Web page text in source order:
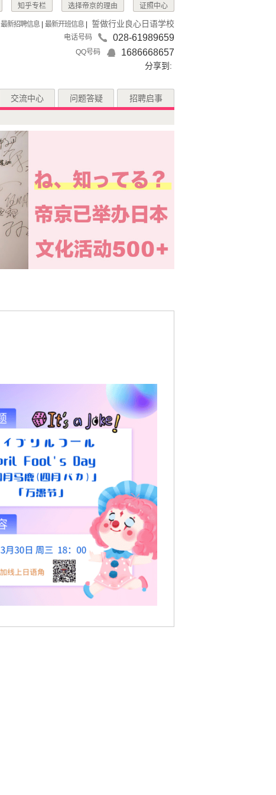
证照中心
选择帝京的理由
知乎专栏
最新招聘信息 最新开班信息 誓做行业良心日语学校
电话号码 028-61989659
QQ号码 1686668657
分享到:
交流中心 问题答疑 招聘启事